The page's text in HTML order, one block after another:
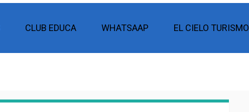
CLUB EDUCA WHATSAAP EL CIELO TURISMO